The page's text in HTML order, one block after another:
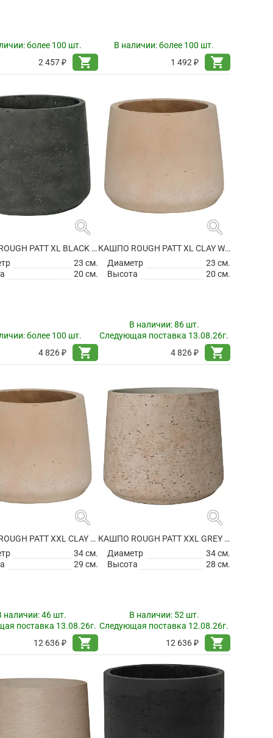
более 100 шт.
2 457 ₽
shopping_cart
В наличии:более 100 шт.
1 492 ₽
shopping_cart
search
КАШПО ROUGH PATT XL BLACK WASHED
23 см.
20 см.
более 100 шт.
4 826 ₽
shopping_cart
search
КАШПО ROUGH PATT XL CLAY WASHED
Диаметр
23 см.
Высота
20 см.
В наличии:86 шт.
Следующая поставка 13.08.26г.
4 826 ₽
shopping_cart
search
КАШПО ROUGH PATT XXL CLAY WASHED
34 см.
29 см.
наличии:46 шт.
поставка 13.08.26г.
12 636 ₽
shopping_cart
search
КАШПО ROUGH PATT XXL GREY WASHED
Диаметр
34 см.
Высота
28 см.
В наличии: 52 шт.
Следующая поставка 12.08.26г.
12 636 ₽
shopping_cart